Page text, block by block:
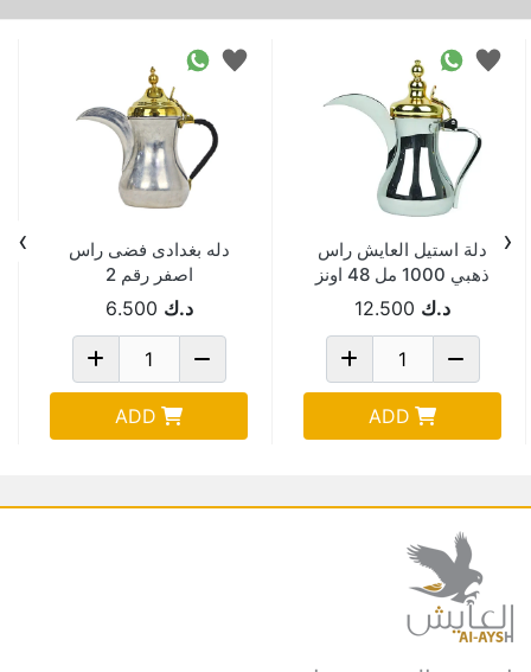
دلة استيل العايش راس
ذهبي 1000 مل 48 اونز
SF305GS-48
د.ك 12.500
ADD
دله بغدادى فضى راس
اصفر رقم 2
د.ك 6.500
ADD
‹
›